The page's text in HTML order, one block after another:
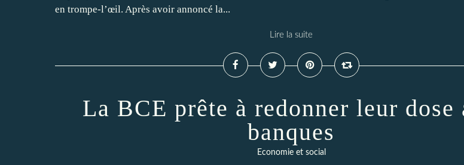
en trompe-l’œil. Après avoir annoncé la...
Lire la suite
La BCE prête à redonner leur dose
banques
Economie et social